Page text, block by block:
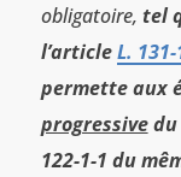
obligatoire, tel
l’articleL. 131-
permette aux
progressivedu
122-1-1 du